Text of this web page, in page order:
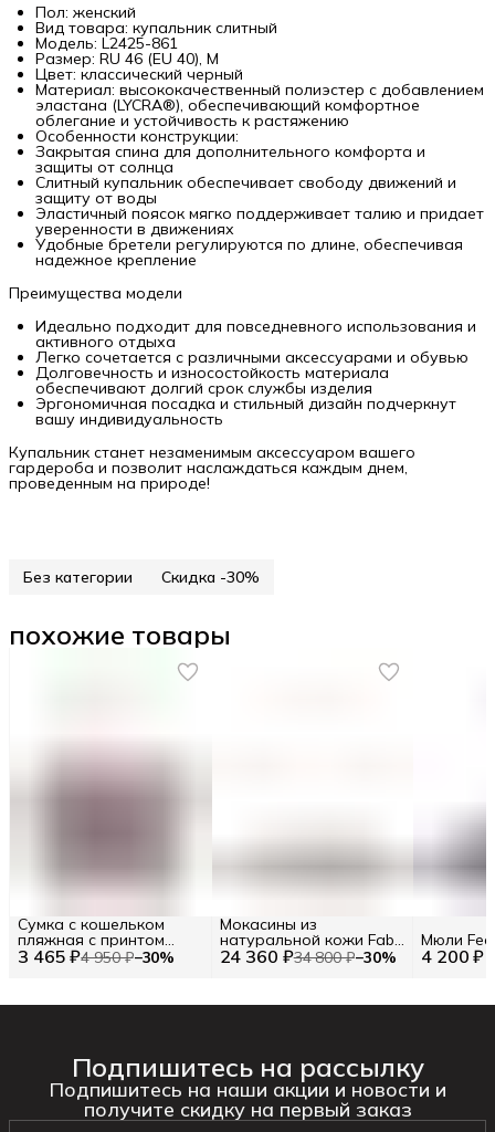
Пол: женский
Вид товара: купальник слитный
Модель: L2425-861
Размер: RU 46 (EU 40), M
Цвет: классический черный
Материал: высококачественный полиэстер с добавлением
эластана (LYCRA®), обеспечивающий комфортное
облегание и устойчивость к растяжению
Особенности конструкции:
Закрытая спина для дополнительного комфорта и
защиты от солнца
Слитный купальник обеспечивает свободу движений и
защиту от воды
Эластичный поясок мягко поддерживает талию и придает
уверенности в движениях
Удобные бретели регулируются по длине, обеспечивая
надежное крепление
Преимущества модели
Идеально подходит для повседневного использования и
активного отдыха
Легко сочетается с различными аксессуарами и обувью
Долговечность и износостойкость материала
обеспечивают долгий срок службы изделия
Эргономичная посадка и стильный дизайн подчеркнут
вашу индивидуальность
Купальник станет незаменимым аксессуаром вашего
гардероба и позволит наслаждаться каждым днем,
проведенным на природе!
Без категории Скидка -30%
похожие товары
3 465 ₽4 950 ₽−30%
Сумка с кошельком
пляжная с принтом
цветные полосы (86102) 24 360 ₽34 800 ₽−30%
Мокасины из
натуральной кожи Fabi
RU 42.5 / EU 43 / 43 4 200 ₽
Мюли
Подпишитесь на рассылку
Подпишитесь на наши акции и новости и
получите скидку на первый заказ